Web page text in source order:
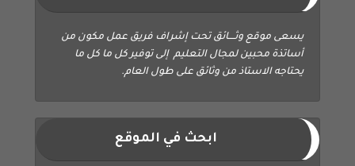
يسعى موقع وثــــائق تحت إشراف فريق عمل مكون من
أساتذة محبين لمجال التعليم إلى توفير كل ما كل ما
يحتاجه الاستاذ من وثائق على طول العام.
ابحث في الموقع